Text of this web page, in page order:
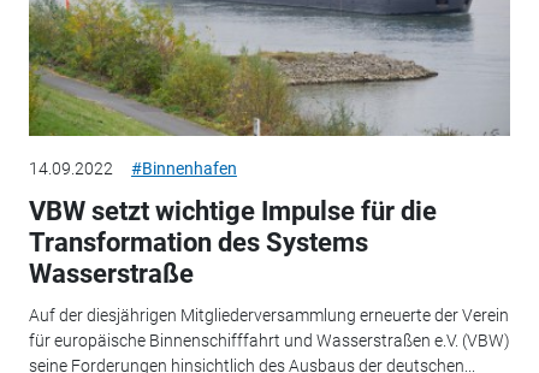
14.09.2022 #Binnenhafen
VBW setzt wichtige Impulse für die
Transformation des Systems
Wasserstraße
Auf der diesjährigen Mitgliederversammlung erneuerte der Verein
für europäische Binnenschifffahrt und Wasserstraßen e.V. (VBW)
seine Forderungen hinsichtlich des Ausbaus der deutschen...